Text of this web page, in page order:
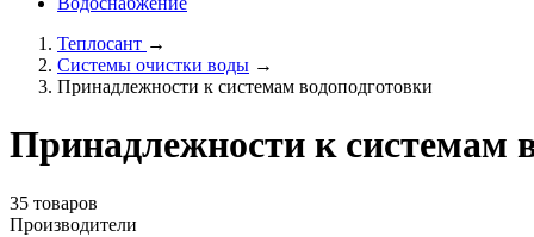
Теплосант →
Системы очистки воды →
Принадлежности к системам водоподготовки
Принадлежности к системам
35 товаров
Производители